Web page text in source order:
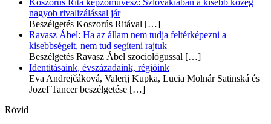
nagyob rivalizálással jár
Beszélgetés Koszorús Ritával […]
Ravasz Ábel: Ha az állam nem tudja feltérképezni a
kisebbségeit, nem tud segíteni rajtuk
Beszélgetés Ravasz Ábel szociológussal […]
Identitásaink, évszázadaink, régióink
Eva Andrejčáková, Valerij Kupka, Lucia Molnár Satinská és
Jozef Tancer beszélgetése […]
Rövid